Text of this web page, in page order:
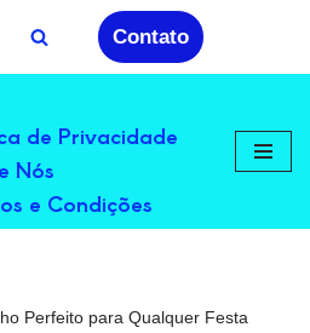
Contato
de Privacidade
Nós
e Condições
Perfeito para Qualquer Festa